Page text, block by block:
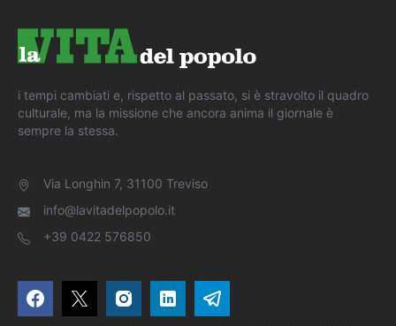
i tempi cambiati e, rispetto al passato, si è stravolto il quadro
culturale, ma la missione che ancora anima il giornale è
sempre la stessa.
Via Longhin 7, 31100 Treviso
info@lavitadelpopolo.it
+39 0422 576850